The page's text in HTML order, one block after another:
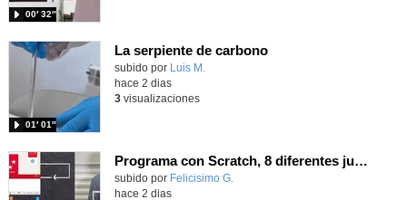
00′ 32″
La serpiente de carbono
Contenido educativo.
subido por Luis M.
01′ 01″
hace 2 dias
3visualizaciones
Programa con Scratch, 8 diferentes juegos para vivir la emoción de los partidos de España en el mundial 2026
Contenido educativo.
subido por Felicisimo G.
hace 2 dias